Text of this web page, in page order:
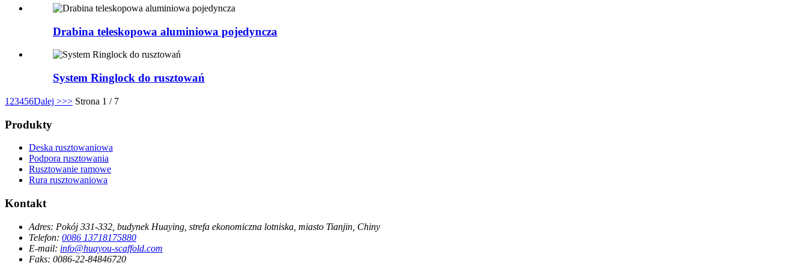
Drabina teleskopowa aluminiowa pojedyncza
System Ringlock do rusztowań
1 23456Dalej >>> Strona 1 / 7
Produkty
Deska rusztowaniowa
Podpora rusztowania
Rusztowanie ramowe
Rura rusztowaniowa
Kontakt
Adres: Pokój 331-332, budynek Huaying, strefa ekonomiczna lotniska, miasto Tianjin, Chiny
Telefon: 0086 13718175880
E-mail: info@huayou-scaffold.com
Faks: 0086-22-84846720